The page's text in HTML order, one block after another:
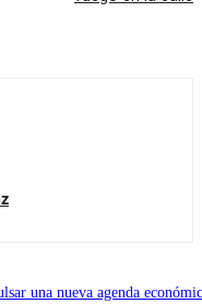
una nueva agenda